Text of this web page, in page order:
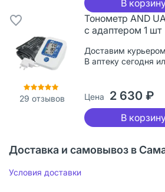
В
29 отзывов
Тонометр AND
с адаптером 1 шт
Доставим
В аптеку сегодня
Цена 2 630 ₽
В
Доставка и самовывоз в
Условия доставки